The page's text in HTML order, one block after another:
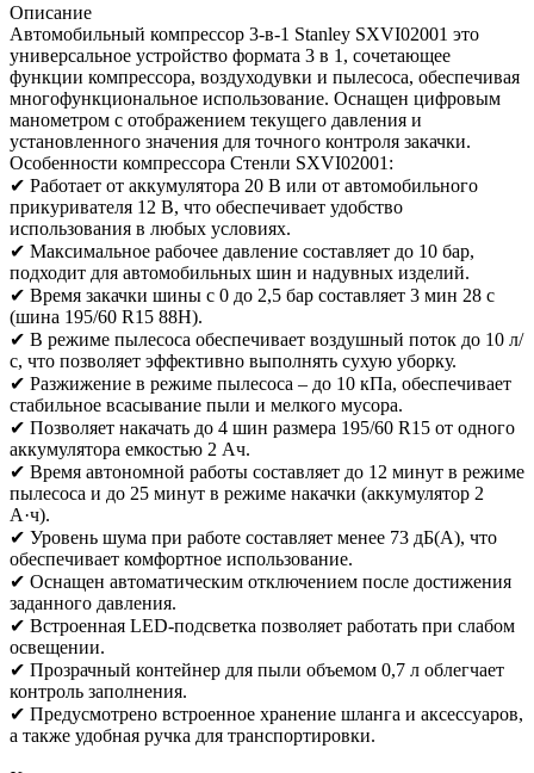
Описание
Автомобильный компрессор 3-в-1 Stanley SXVI02001 это
универсальное устройство формата 3 в 1, сочетающее
функции компрессора, воздуходувки и пылесоса, обеспечивая
многофункциональное использование. Оснащен цифровым
манометром с отображением текущего давления и
установленного значения для точного контроля закачки.
Особенности компрессора Стенли SXVI02001:
✔ Работает от аккумулятора 20 В или от автомобильного
прикуривателя 12 В, что обеспечивает удобство
использования в любых условиях.
✔ Максимальное рабочее давление составляет до 10 бар,
подходит для автомобильных шин и надувных изделий.
✔ Время закачки шины с 0 до 2,5 бар составляет 3 мин 28 с
(шина 195/60 R15 88H).
✔ В режиме пылесоса обеспечивает воздушный поток до 10 л/
с, что позволяет эффективно выполнять сухую уборку.
✔ Разжижение в режиме пылесоса – до 10 кПа, обеспечивает
стабильное всасывание пыли и мелкого мусора.
✔ Позволяет накачать до 4 шин размера 195/60 R15 от одного
аккумулятора емкостью 2 Ач.
✔ Время автономной работы составляет до 12 минут в режиме
пылесоса и до 25 минут в режиме накачки (аккумулятор 2
А·ч).
✔ Уровень шума при работе составляет менее 73 дБ(А), что
обеспечивает комфортное использование.
✔ Оснащен автоматическим отключением после достижения
заданного давления.
✔ Встроенная LED-подсветка позволяет работать при слабом
освещении.
✔ Прозрачный контейнер для пыли объемом 0,7 л облегчает
контроль заполнения.
✔ Предусмотрено встроенное хранение шланга и аксессуаров,
а также удобная ручка для транспортировки.